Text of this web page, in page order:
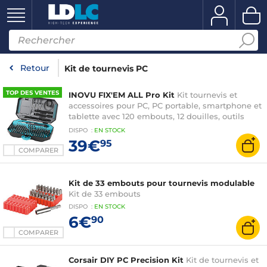
Retour Kit de tournevis PC
TOP DES VENTES
COMPARER
INOVU FIX'EM ALL Pro Kit Kit tournevis et
accessoires pour PC, PC portable, smartphone et
tablette avec 120 embouts, 12 douilles, outils
d'ouverture, ventouse pour écran et spatules
DISPO : EN STOCK
39€95
COMPARER
Kit de 33 embouts pour tournevis modulable
Kit de 33 embouts
DISPO : EN STOCK
6€90
Corsair DIY PC Precision Kit Kit de tournevis et